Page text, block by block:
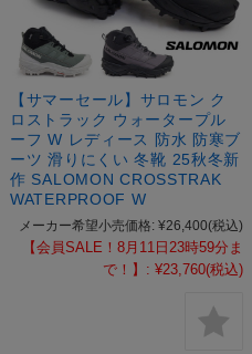
【サマーセール】サロモン ク
ロストラック ウォータープル
ーフ W レディース 防水 防寒ブ
ーツ 滑りにくい 冬靴 25秋冬新
作 SALOMON CROSSTRAK
WATERPROOF W
メーカー希望小売価格: ¥26,400(税込)
【会員SALE！8月11日23時59分ま
で！】: ¥23,760(税込)